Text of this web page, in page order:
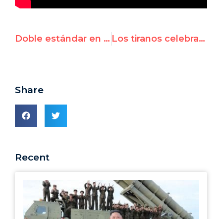
Doble estándar en la ONU: Consejo de DD.HH. reprende únicamente a legisladora de Hong Kong por criticar a un país específico Los tiranos celebran mientras que la ONU elige a Venezuela, Mauritania, Libia y Sudán como miembros del Consejo de DD.HH.
Share
Recent